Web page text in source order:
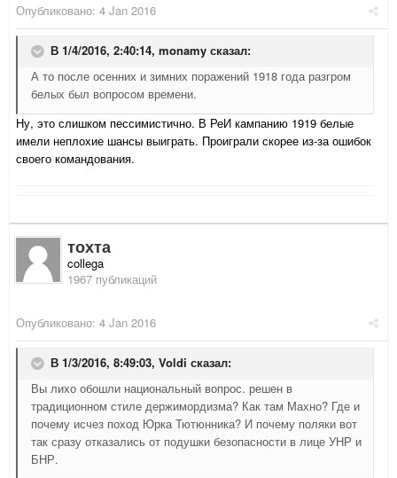
Опубликовано: 4 Jan 2016
В 1/4/2016, 2:40:14, monamy сказал:
А то после осенних и зимних поражений 1918 года разгром
белых был вопросом времени.
Ну, это слишком пессимистично. В РеИ кампанию 1919 белые
имели неплохие шансы выиграть. Проиграли скорее из-за ошибок
своего командования.
тохта
collega
1967 публикаций
Опубликовано: 4 Jan 2016
В 1/3/2016, 8:49:03, Voldi сказал:
Вы лихо обошли национальный вопрос. решен в
традиционном стиле держимордизма? Как там Махно? Где и
почему исчез поход Юрка Тютюнника? И почему поляки вот
так сразу отказались от подушки безопасности в лице УНР и
БНР.